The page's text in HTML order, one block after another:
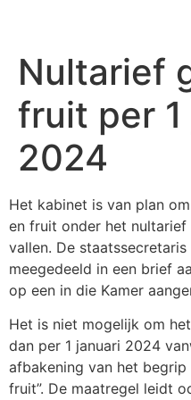
Nultarief
fruit per
2024
Het kabinet is van plan
en fruit onder het
vallen. De
meegedeeld in een brief
op een in die Kamer
Het is niet mogelijk om
dan per 1 januari 2024
afbakening van het
fruit”. De maatregel leidt